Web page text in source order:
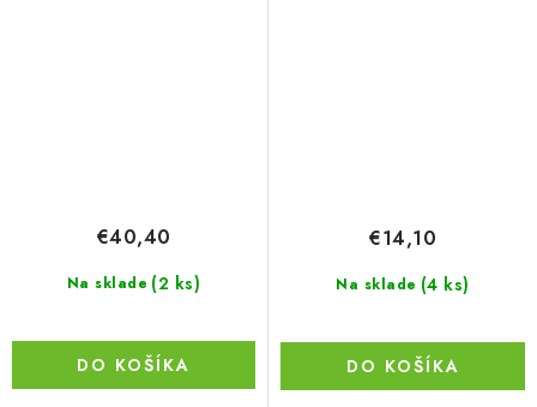
Na sklade (2 ks)
€40,40
DO KOŠÍKA
Na sklade (4 ks)
€14,10
DO KOŠÍKA